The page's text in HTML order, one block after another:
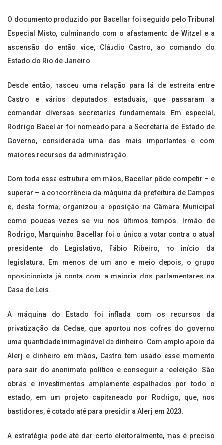
O documento produzido por Bacellar foi seguido pelo Tribunal
Especial Misto, culminando com o afastamento de Witzel e a
ascensão do então vice, Cláudio Castro, ao comando do
Estado do Rio de Janeiro.
Desde então, nasceu uma relação para lá de estreita entre
Castro e vários deputados estaduais, que passaram a
comandar diversas secretarias fundamentais. Em especial,
Rodrigo Bacellar foi nomeado para a Secretaria de Estado de
Governo, considerada uma das mais importantes e com
maiores recursos da administração.
Com toda essa estrutura em mãos, Bacellar pôde competir – e
superar – a concorrência da máquina da prefeitura de Campos
e, desta forma, organizou a oposição na Câmara Municipal
como poucas vezes se viu nos últimos tempos. Irmão de
Rodrigo, Marquinho Bacellar foi o único a votar contra o atual
presidente do Legislativo, Fábio Ribeiro, no início da
legislatura. Em menos de um ano e meio depois, o grupo
oposicionista já conta com a maioria dos parlamentares na
Casa de Leis.
A máquina do Estado foi inflada com os recursos da
privatização da Cedae, que aportou nos cofres do governo
uma quantidade inimaginável de dinheiro. Com amplo apoio da
Alerj e dinheiro em mãos, Castro tem usado esse momento
para sair do anonimato político e conseguir a reeleição. São
obras e investimentos amplamente espalhados por todo o
estado, em um projeto capitaneado por Rodrigo, que, nos
bastidores, é cotado até para presidir a Alerj em 2023.
A estratégia pode até dar certo eleitoralmente, mas é preciso